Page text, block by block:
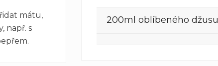
mátu,
např. s
200ml oblíbeného džusu